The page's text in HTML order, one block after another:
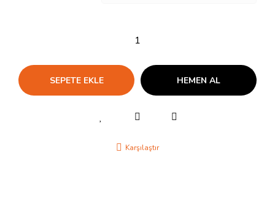
SEPETE EKLE HEMEN AL
Karşılaştır